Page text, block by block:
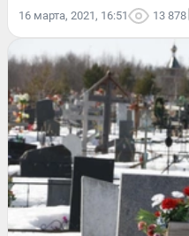
16 марта, 2021, 16:51 13 878